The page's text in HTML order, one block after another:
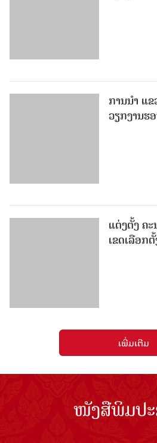
ວຽກງານຮ
ເຂດເລືອກ
ໜັງສືພິມປະ
ຖະໜົນກຳແພງເມືອງ ນະ